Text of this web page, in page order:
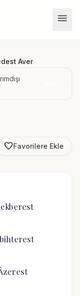
menu
Aver
favorite_borderFavorilere Ekle